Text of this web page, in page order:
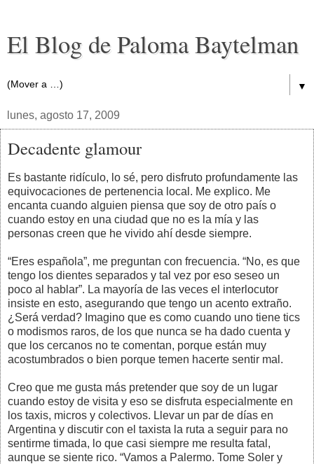
El Blog de Paloma Baytelman
▼
lunes, agosto 17, 2009
Decadente glamour
Es bastante ridículo, lo sé, pero disfruto profundamente las
equivocaciones de pertenencia local. Me explico. Me
encanta cuando alguien piensa que soy de otro país o
cuando estoy en una ciudad que no es la mía y las
personas creen que he vivido ahí desde siempre.
“Eres española”, me preguntan con frecuencia. “No, es que
tengo los dientes separados y tal vez por eso seseo un
poco al hablar”. La mayoría de las veces el interlocutor
insiste en esto, asegurando que tengo un acento extraño.
¿Será verdad? Imagino que es como cuando uno tiene tics
o modismos raros, de los que nunca se ha dado cuenta y
que los cercanos no te comentan, porque están muy
acostumbrados o bien porque temen hacerte sentir mal.
Creo que me gusta más pretender que soy de un lugar
cuando estoy de visita y eso se disfruta especialmente en
los taxis, micros y colectivos. Llevar un par de días en
Argentina y discutir con el taxista la ruta a seguir para no
sentirme timada, lo que casi siempre me resulta fatal,
aunque se siente rico. “Vamos a Palermo. Tome Soler y